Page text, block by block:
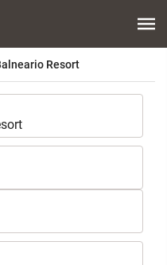
Resort